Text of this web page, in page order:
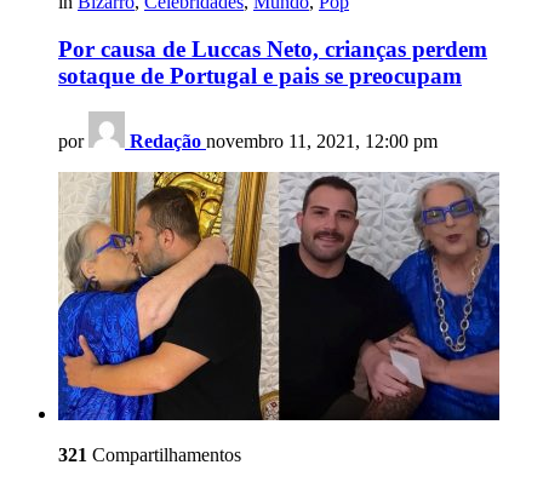
Por causa de Luccas Neto, crianças perdem
sotaque de Portugal e pais se preocupam
por Redação novembro 11, 2021, 12:00 pm
321 Compartilhamentos